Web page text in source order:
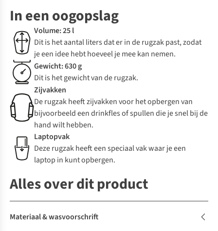
In een oogopslag
Volume: 25 l
Dit is het aantal liters dat er in de rugzak past, zodat
je een idee hebt hoeveel je mee kan nemen.
Gewicht: 630 g
Dit is het gewicht van de rugzak.
Zijvakken
De rugzak heeft zijvakken voor het opbergen van
bijvoorbeeld een drinkfles of spullen die je snel bij de
hand wilt hebben.
Laptopvak
Deze rugzak heeft een speciaal vak waar je een
laptop in kunt opbergen.
Alles over dit product
Materiaal & wasvoorschrift